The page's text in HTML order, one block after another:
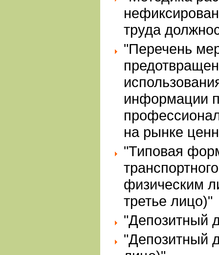
труда
"Перечень
информации
на рынке
"Типовая
физическим
третье лицо)"
"Депозитный
"Депозитный